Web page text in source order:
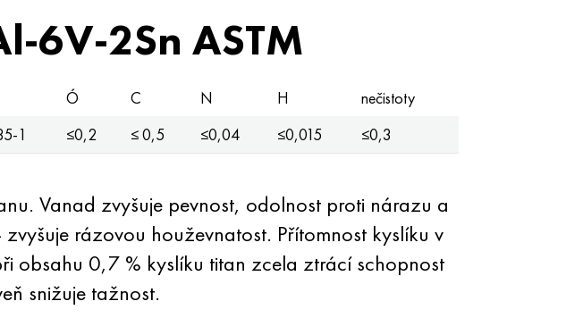
6V-2Sn ASTM
Ó C N H
nečistoty
1 ≤0,2 ≤ 0,5 ≤0,04 ≤0,015 ≤0,3
Vanad zvyšuje pevnost, odolnost proti nárazu a
rázovou houževnatost. Přítomnost kyslíku v
obsahu 0,7 % kyslíku titan zcela ztrácí schopnost
snižuje tažnost.